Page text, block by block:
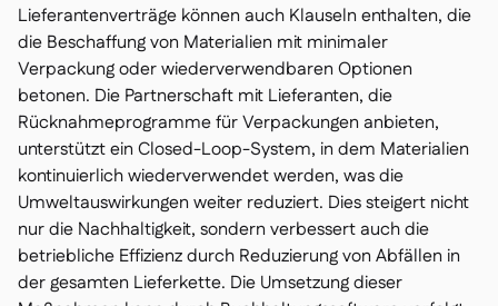
Lieferantenverträge können auch Klauseln enthalten, die
die Beschaffung von Materialien mit minimaler
Verpackung oder wiederverwendbaren Optionen
betonen. Die Partnerschaft mit Lieferanten, die
Rücknahmeprogramme für Verpackungen anbieten,
unterstützt ein Closed-Loop-System, in dem Materialien
kontinuierlich wiederverwendet werden, was die
Umweltauswirkungen weiter reduziert. Dies steigert nicht
nur die Nachhaltigkeit, sondern verbessert auch die
betriebliche Effizienz durch Reduzierung von Abfällen in
der gesamten Lieferkette. Die Umsetzung dieser